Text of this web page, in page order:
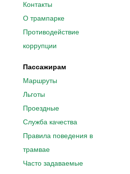
Контакты
О трампарке
Противодействие
коррупции
Пассажирам
Маршруты
Льготы
Проездные
Служба качества
Правила поведения в
трамвае
Часто задаваемые